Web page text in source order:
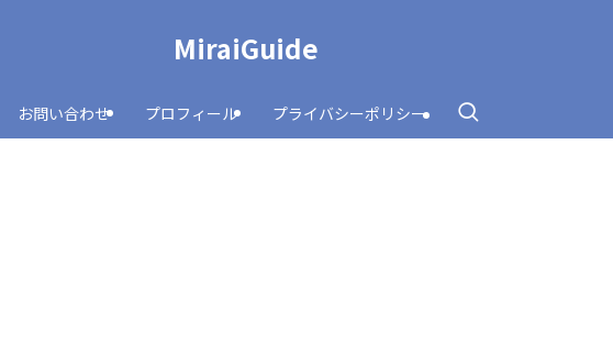
MiraiGuide
お問い合わせ プロフィール プライバシーポリシー